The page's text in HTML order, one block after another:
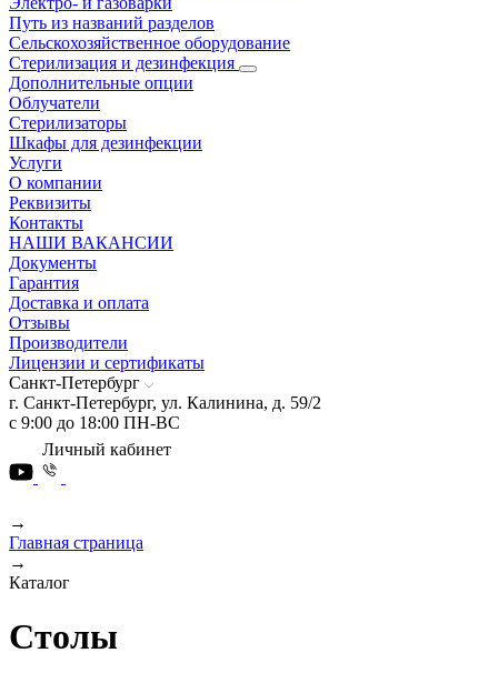
Путь из названий разделов
Сельскохозяйственное оборудование
Стерилизация и дезинфекция
Дополнительные опции
Облучатели
Стерилизаторы
Шкафы для дезинфекции
Услуги
О компании
Реквизиты
Контакты
НАШИ ВАКАНСИИ
Документы
Гарантия
Доставка и оплата
Отзывы
Производители
Лицензии и сертификаты
Санкт-Петербург
г. Санкт-Петербург, ул. Калинина, д. 59/2
с 9:00 до 18:00 ПН-ВС
Личный кабинет
→
Главная страница
→
Каталог
Столы